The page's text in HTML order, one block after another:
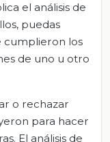
el análisis de
puedas
cumplieron los
de uno u otro
o rechazar
para hacer
El análisis de